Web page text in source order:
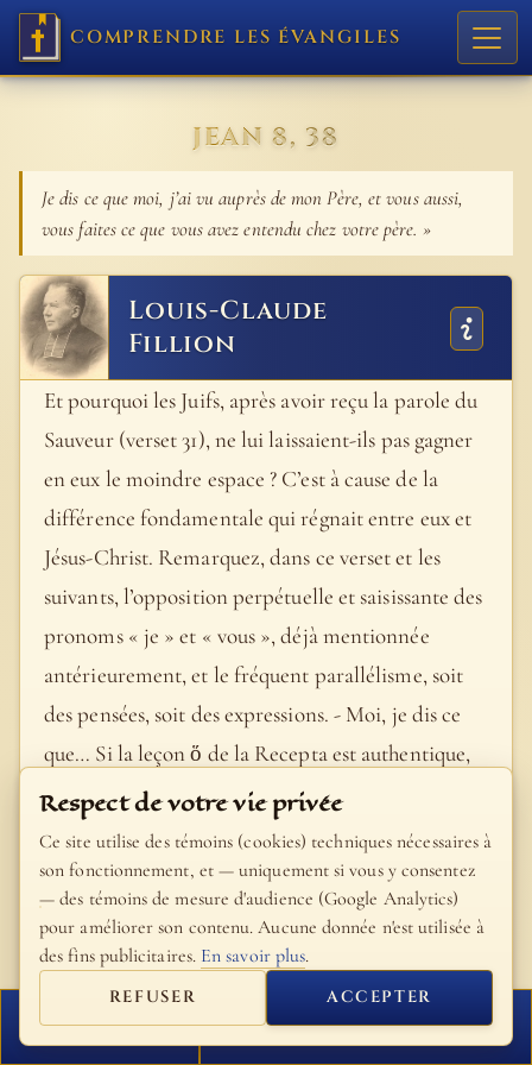
COMPRENDRE LES ÉVANGILES
JEAN 8, 38
Je dis ce que moi, j’ai vu auprès de mon Père, et vous aussi,
vous faites ce que vous avez entendu chez votre père. »
Louis-Claude
Fillion
Et pourquoi les Juifs, après avoir reçu la parole du
Sauveur (verset 31), ne lui laissaient-ils pas gagner
en eux le moindre espace ? C’est à cause de la
différence fondamentale qui régnait entre eux et
Jésus-Christ. Remarquez, dans ce verset et les
suivants, l’opposition perpétuelle et saisissante des
pronoms « je » et « vous », déjà mentionnée
antérieurement, et le fréquent parallélisme, soit
des pensées, soit des expressions. - Moi, je dis ce
que… Si la leçon ὅ de la Recepta est authentique,
cet emploi du singulier désignerait collectivement
toutes les choses saintes, et sublimes, et parfaites,
que Jésus contemplait auprès de son Père céleste,
réunies dans une adorable unité. Mais le pluriel ᾅ
(« quae ») est mieux garanti (א, B, C, D, X). - Ce
que j’ai vu chez mon Père. Concept tout à fait
caractéristique du quatrième évangile. Cf. 3, 11, 32 ;
FERMER PROCHAIN VERSET
Respect de votre vie privée
Ce site utilise des témoins (cookies) techniques nécessaires à
son fonctionnement, et — uniquement si vous y consentez
— des témoins de mesure d'audience (Google Analytics)
pour améliorer son contenu. Aucune donnée n'est utilisée à
des fins publicitaires. En savoir plus.
REFUSER ACCEPTER